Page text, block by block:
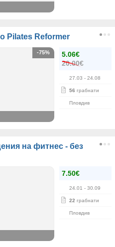
Pilates Reformer
5.06€
20.00€
27.03 - 24.08
56 грабнати
Пловдив
-75%
на фитнес - без
7.50€
24.01 - 30.09
22 грабнати
Пловдив